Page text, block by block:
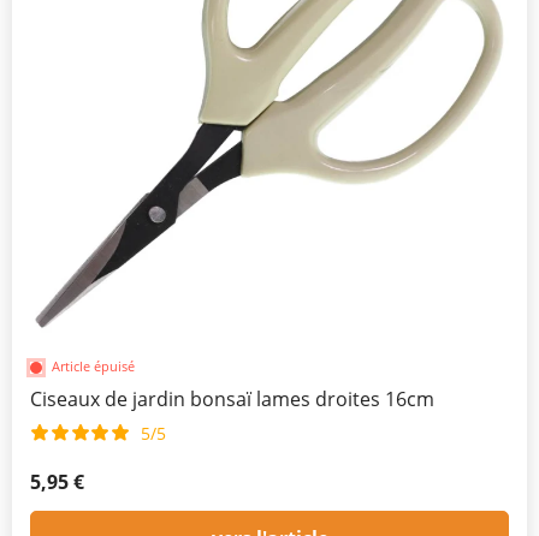
Article épuisé
Ciseaux de jardin bonsaï lames droites 16cm
5/5
5,95 €